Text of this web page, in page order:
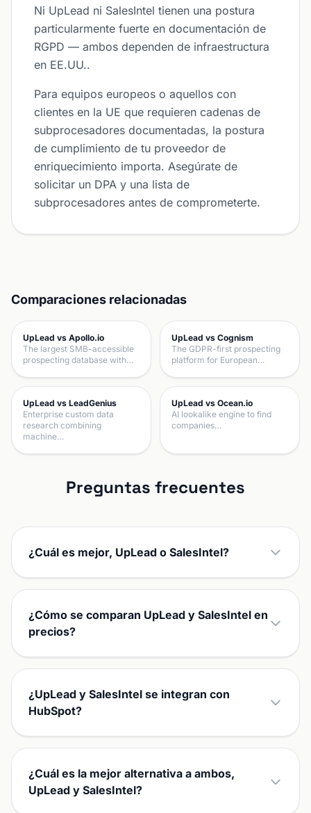
Ni UpLead ni SalesIntel tienen una postura
particularmente fuerte en documentación de
RGPD — ambos dependen de infraestructura
en EE.UU..
Para equipos europeos o aquellos con
clientes en la UE que requieren cadenas de
subprocesadores documentadas, la postura
de cumplimiento de tu proveedor de
enriquecimiento importa. Asegúrate de
solicitar un DPA y una lista de
subprocesadores antes de comprometerte.
Comparaciones relacionadas
UpLead vs Apollo.io
The largest SMB-accessible
prospecting database with…
UpLead vs Cognism
The GDPR-first prospecting
platform for European…
UpLead vs LeadGenius
Enterprise custom data
research combining
machine…
UpLead vs Ocean.io
AI lookalike engine to find
companies…
Preguntas frecuentes
¿Cuál es mejor, UpLead o SalesIntel?
¿Cómo se comparan UpLead y SalesIntel en
precios?
¿UpLead y SalesIntel se integran con
HubSpot?
¿Cuál es la mejor alternativa a ambos,
UpLead y SalesIntel?